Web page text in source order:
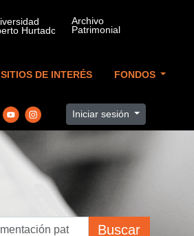
SITIOS DE INTERÉS FONDOS
Iniciar sesión
Buscar